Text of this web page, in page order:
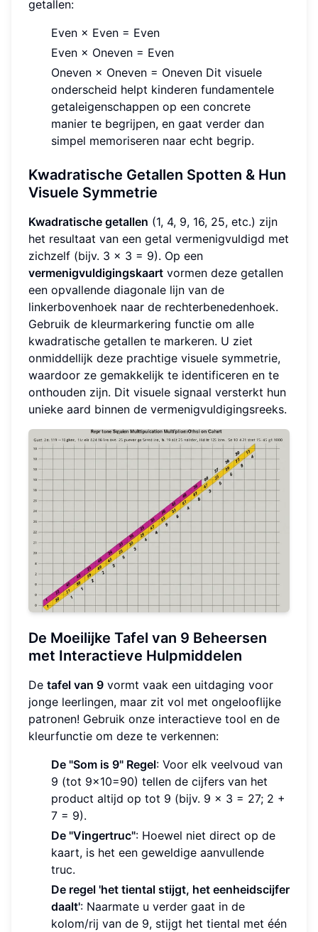
getallen:
Even × Even = Even
Even × Oneven = Even
Oneven × Oneven = Oneven Dit visuele
onderscheid helpt kinderen fundamentele
getaleigenschappen op een concrete
manier te begrijpen, en gaat verder dan
simpel memoriseren naar echt begrip.
Kwadratische Getallen Spotten & Hun
Visuele Symmetrie
Kwadratische getallen (1, 4, 9, 16, 25, etc.) zijn
het resultaat van een getal vermenigvuldigd met
zichzelf (bijv. 3 × 3 = 9). Op een
vermenigvuldigingskaart vormen deze getallen
een opvallende diagonale lijn van de
linkerbovenhoek naar de rechterbenedenhoek.
Gebruik de kleurmarkering functie om alle
kwadratische getallen te markeren. U ziet
onmiddellijk deze prachtige visuele symmetrie,
waardoor ze gemakkelijk te identificeren en te
onthouden zijn. Dit visuele signaal versterkt hun
unieke aard binnen de vermenigvuldigingsreeks.
De Moeilijke Tafel van 9 Beheersen
met Interactieve Hulpmiddelen
De tafel van 9 vormt vaak een uitdaging voor
jonge leerlingen, maar zit vol met ongelooflijke
patronen! Gebruik onze interactieve tool en de
kleurfunctie om deze te verkennen:
De "Som is 9" Regel: Voor elk veelvoud van
9 (tot 9x10=90) tellen de cijfers van het
product altijd op tot 9 (bijv. 9 × 3 = 27; 2 +
7 = 9).
De "Vingertruc": Hoewel niet direct op de
kaart, is het een geweldige aanvullende
truc.
De regel 'het tiental stijgt, het eenheidscijfer
daalt': Naarmate u verder gaat in de
kolom/rij van de 9, stijgt het tiental met één